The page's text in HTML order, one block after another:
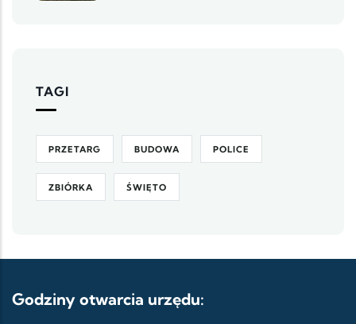
TAGI
PRZETARG BUDOWA POLICE
ZBIÓRKA ŚWIĘTO
Godziny otwarcia urzędu: